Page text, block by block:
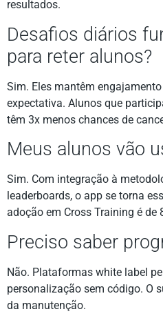
resultados.
Desafios diários
para reter alunos?
Sim. Eles mantêm
expectativa. Alunos que
têm 3x menos chances de
Meus alunos vão
Sim. Com integração à
leaderboards, o app se torna
adoção em Cross Training é de
Preciso saber
Não. Plataformas white label
personalização sem código. O
da manutenção.